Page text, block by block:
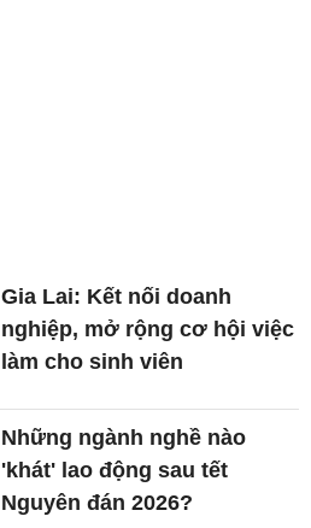
Gia Lai: Kết nối doanh
nghiệp, mở rộng cơ hội việc
làm cho sinh viên
Những ngành nghề nào
'khát' lao động sau tết
Nguyên đán 2026?